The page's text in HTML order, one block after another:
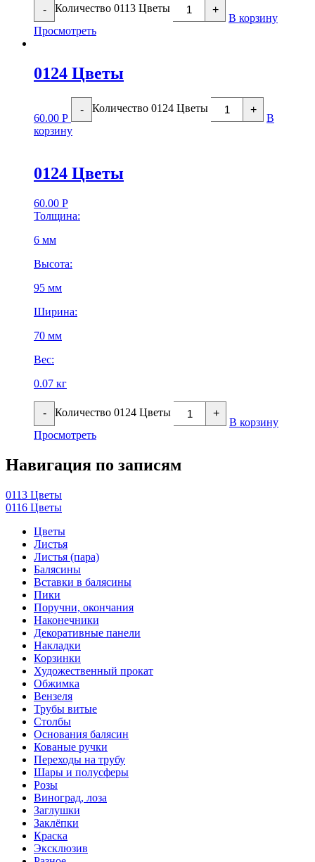
- Количество 0113 Цветы +
В корзину
Просмотреть
0124 Цветы
60.00 Р
- Количество 0124 Цветы +
В
корзину
0124 Цветы
60.00 Р
Толщина:
6 мм
Высота:
95 мм
Ширина:
70 мм
Вес:
0.07 кг
- Количество 0124 Цветы +
В корзину
Просмотреть
Навигация по записям
0113 Цветы
0116 Цветы
Цветы
Листья
Листья (пара)
Балясины
Вставки в балясины
Пики
Поручни, окончания
Наконечники
Декоративные панели
Накладки
Корзинки
Художественный прокат
Обжимка
Вензеля
Трубы витые
Столбы
Основания балясин
Кованые ручки
Переходы на трубу
Шары и полусферы
Розы
Виноград, лоза
Заглушки
Заклёпки
Краска
Эксклюзив